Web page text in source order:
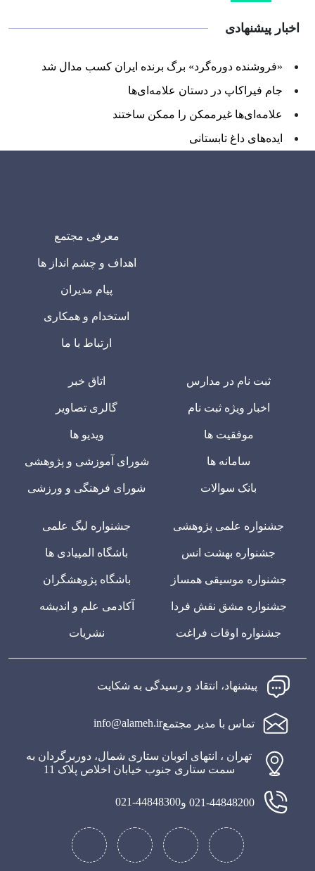
اخبار پیشنهادی
«فروشنده دوره‌گرد» برگ برنده ایران کسب مدال شد
جام فیراکاپ در دستان علامه‌ای‌ها
علامه‌ای‌ها غیرممکن را ممکن ساختند
ایده‌های داغ تابستانی
معرفی مجتمع
اهداف و چشم انداز ها
پیام مدیران
استخدام و همکاری
ارتباط با ما
ثبت نام در مدارس
اخبار ویژه ثبت نام
موفقیت ها
سامانه ها
بانک سوالات
اتاق خبر
گالری تصاویر
ویدیو ها
شورای آموزشی و پژوهشی
شورای فرهنگی و ورزشی
جشنواره علمی پژوهشی
جشنواره بهشت انس
جشنواره موسیقی همساز
جشنواره مشق نقش فردا
جشنواره اوقات فراغت
جشنواره لیگ علمی
باشگاه المپیادی ها
باشگاه پژوهشگران
آکادمی علم و اندیشه
نشریات
پیشنهاد، انتقاد و رسیدگی به شکایت
تماس با مدیر مجتمعinfo@alameh.ir
تهران ، انتهای اتوبان ستاری شمال، دوربرگردان به
سمت ستاری جنوب خیابان اخلاص پلاک 11
021-44848200 و 021-44848300